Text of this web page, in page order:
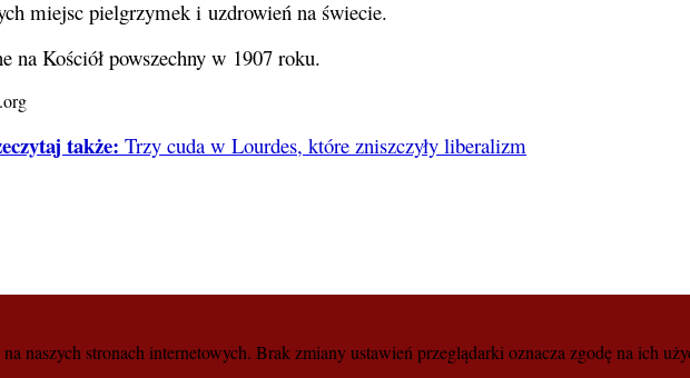
miejsc pielgrzymek i uzdrowień na świecie.
na Kościół powszechny w 1907 roku.
także: Trzy cuda w Lourdes, które zniszczyły liberalizm
stronach internetowych. Brak zmiany ustawień przeglądarki oznacza zgodę na ich